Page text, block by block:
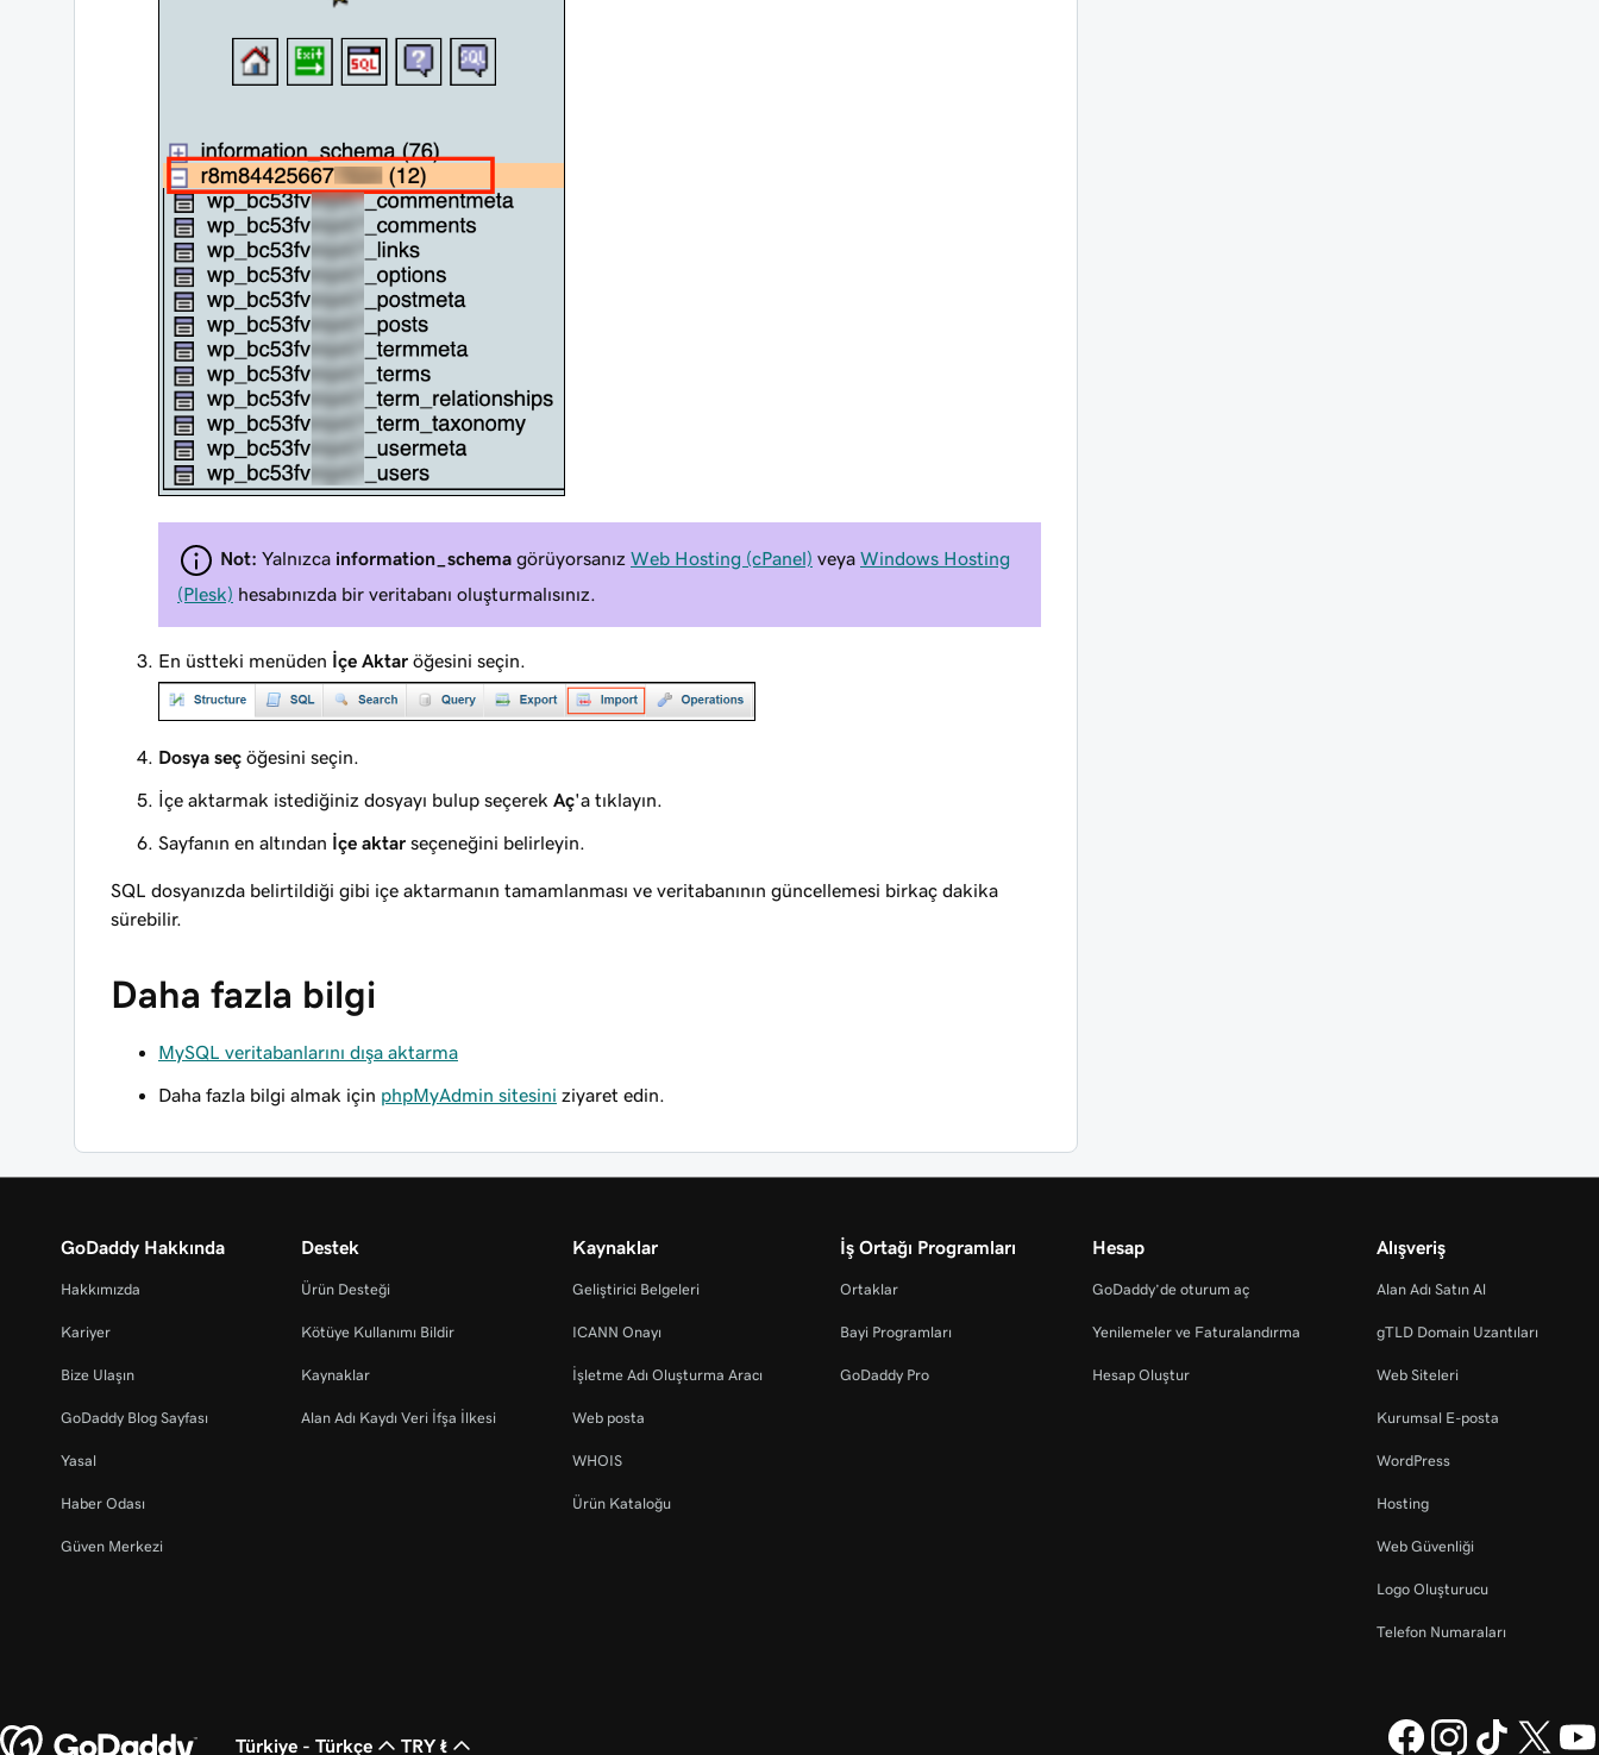
Not: Yalnızca information_schema görüyorsanız Web Hosting (cPanel) veya Windows Hosting
(Plesk) hesabınızda bir veritabanı oluşturmalısınız.
En üstteki menüden İçe Aktar öğesini seçin.
Dosya seç öğesini seçin.
İçe aktarmak istediğiniz dosyayı bulup seçerek Aç'a tıklayın.
Sayfanın en altından İçe aktar seçeneğini belirleyin.
SQL dosyanızda belirtildiği gibi içe aktarmanın tamamlanması ve veritabanının güncellemesi birkaç dakika
sürebilir.
Daha fazla bilgi
MySQL veritabanlarını dışa aktarma
Daha fazla bilgi almak için phpMyAdmin sitesini ziyaret edin.
GoDaddy Hakkında
Hakkımızda
Kariyer
Bize Ulaşın
GoDaddy Blog Sayfası
Yasal
Haber Odası
Güven Merkezi
Destek
Ürün Desteği
Kötüye Kullanımı Bildir
Kaynaklar
Alan Adı Kaydı Veri İfşa İlkesi
Kaynaklar
Geliştirici Belgeleri
ICANN Onayı
İşletme Adı Oluşturma Aracı
Web posta
WHOIS
Ürün Kataloğu
İş Ortağı Programları
Ortaklar
Bayi Programları
GoDaddy Pro
Hesap
GoDaddy’de oturum aç
Yenilemeler ve Faturalandırma
Hesap Oluştur
Alışveriş
Alan Adı Satın Al
gTLD Domain Uzantıları
Web Siteleri
Kurumsal E-posta
WordPress
Hosting
Web Güvenliği
Logo Oluşturucu
Telefon Numaraları
Türkiye - Türkçe TRY ₺